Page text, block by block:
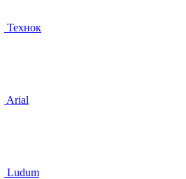
Технок
Arial
Ludum